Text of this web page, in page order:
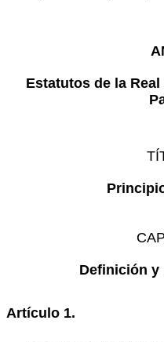
Estatutos de la
Definición
Artículo 1.